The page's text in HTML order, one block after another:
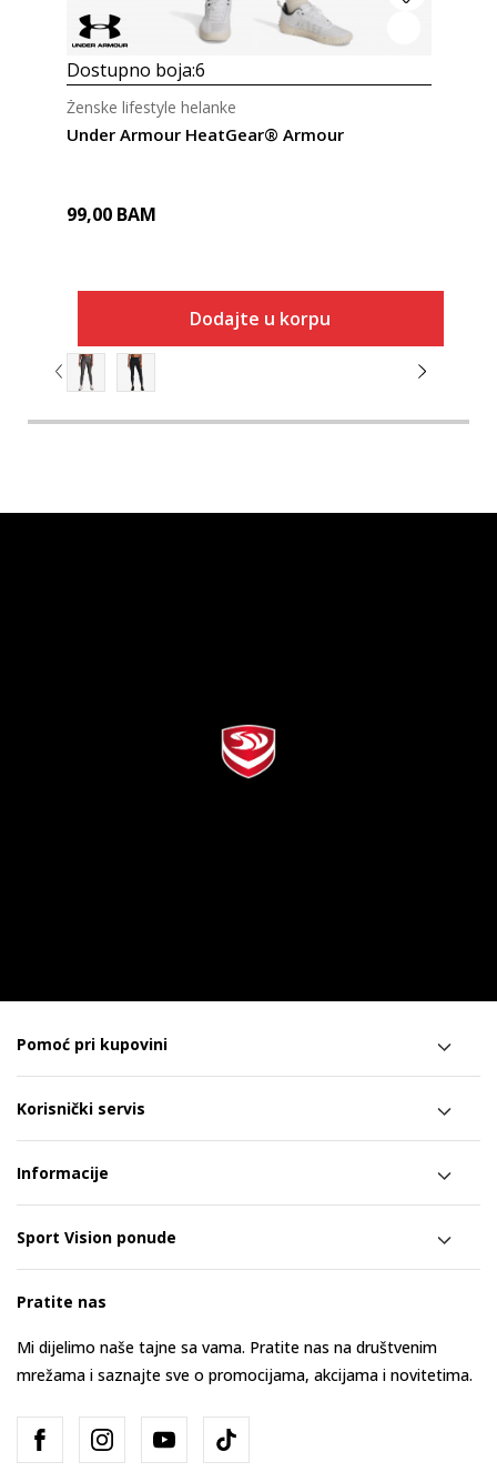
Dostupno boja:6
Under Armour HeatGear® Armour
Ženske lifestyle helanke
99,00 BAM
Dodajte u korpu
Pomoć pri kupovini
Korisnički servis
Informacije
Sport Vision ponude
Pratite nas
Mi dijelimo naše tajne sa vama. Pratite nas na društvenim
mrežama i saznajte sve o promocijama, akcijama i novitetima.